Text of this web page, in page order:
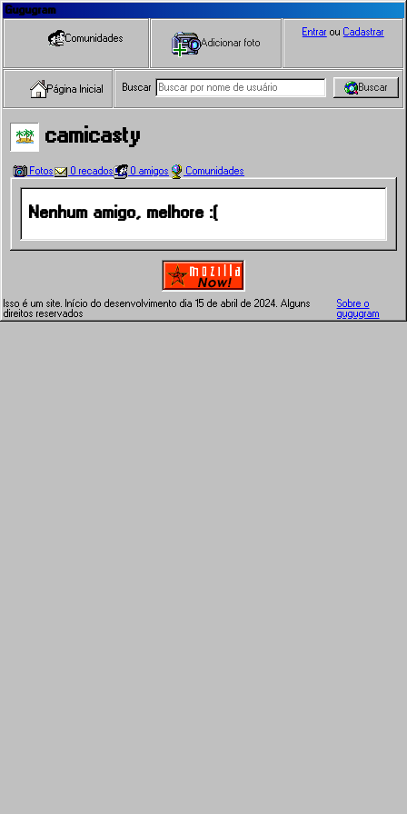
Gugugram
Página Inicial
Comunidades Adicionar foto
Buscar Buscar
Entrar ou Cadastrar
camicasty
Fotos 0 recados 0 amigos Comunidades
Nenhum amigo, melhore :(
Isso é um site. Início do desenvolvimento dia 15 de abril de 2024. Alguns
direitos reservados
Sobre o
gugugram